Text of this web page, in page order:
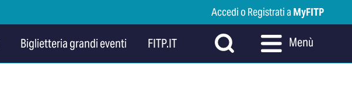
Accedi o Registrati a MyFITP
Biglietteria grandi eventi FITP.IT Menù